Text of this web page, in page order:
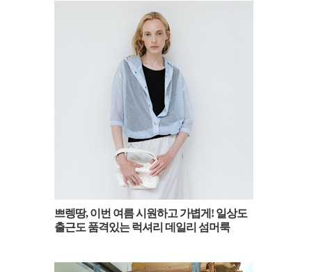
바쁜 아침 상하의 고민 끝! 출근부터 휴양지
까지 한벌로 끝낸 원피스 스타일 트렌드